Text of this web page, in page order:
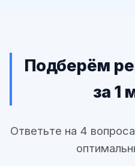
Подберём
за 1
Ответьте на 4